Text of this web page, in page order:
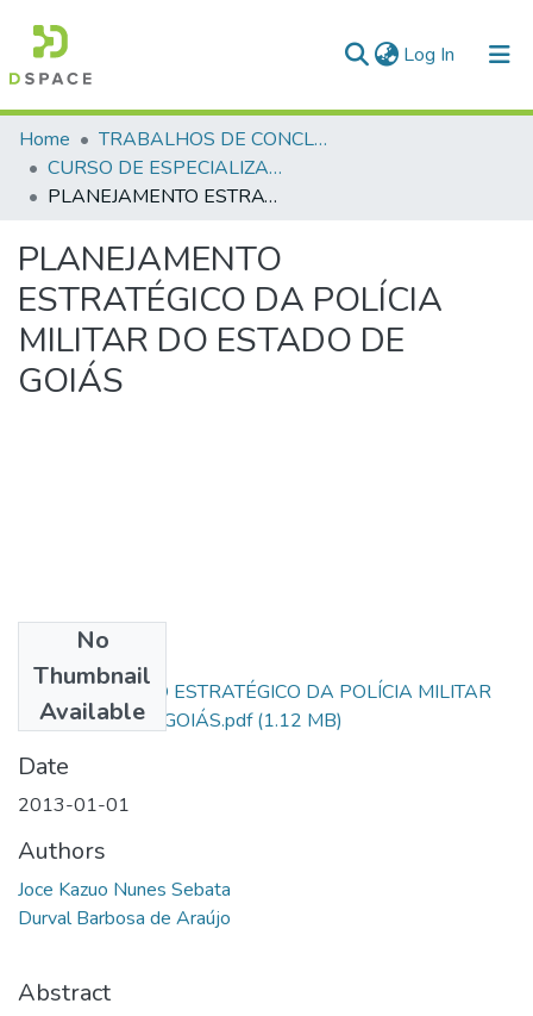
Log In (current)
Communities & Collections
All of DSpace
Home
TRABALHOS DE CONCLUSÃO DE CURSO - CEGESP (CURSO DE ESPECIALIZAÇÃO EM GERENCIAMENTO EM SEGURANÇA PÚBLICA)
CURSO DE ESPECIALIZAÇÃO EM GERENCIAMENTO EM SEGURANÇA PÚBLICA - CEGESP - 2013 - 2
PLANEJAMENTO ESTRATÉGICO DA POLÍCIA MILITAR DO ESTADO DE GOIÁS
PLANEJAMENTO
ESTRATÉGICO DA POLÍCIA
MILITAR DO ESTADO DE
GOIÁS
No
Thumbnail
Available
PLANEJAMENTO ESTRATÉGICO DA POLÍCIA MILITAR
DO ESTADO DE GOIÁS.pdf(1.12 MB)
Date
2013-01-01
Authors
Joce Kazuo Nunes Sebata
Durval Barbosa de Araújo
Abstract